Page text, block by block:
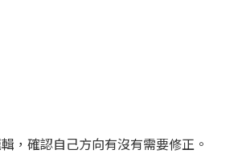
，確認自己方向有沒有需要修正。